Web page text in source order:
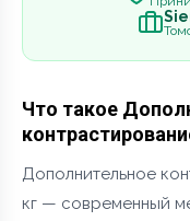
Что такое
Дополнительное
кг — современный